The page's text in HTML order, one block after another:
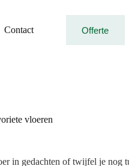
Contact Offerte
vloeren
in gedachten of twijfel je nog